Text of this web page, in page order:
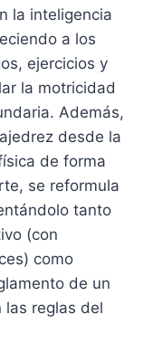
la inteligencia
a los
ejercicios y
la motricidad
Además,
desde la
de forma
se reformula
tanto
(con
como
de un
reglas del